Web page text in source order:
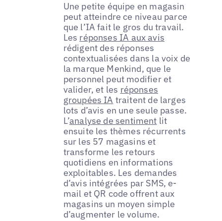
Une petite équipe en magasin
peut atteindre ce niveau parce
que l’IA fait le gros du travail.
Les réponses IA aux avis
rédigent des réponses
contextualisées dans la voix de
la marque Menkind, que le
personnel peut modifier et
valider, et les réponses
groupées IA traitent de larges
lots d’avis en une seule passe.
L’analyse de sentiment lit
ensuite les thèmes récurrents
sur les 57 magasins et
transforme les retours
quotidiens en informations
exploitables. Les demandes
d’avis intégrées par SMS, e-
mail et QR code offrent aux
magasins un moyen simple
d’augmenter le volume.